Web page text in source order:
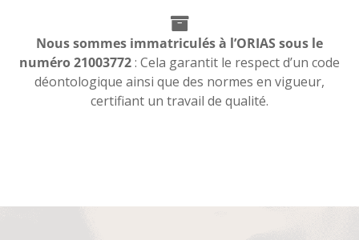
Nous sommes immatriculés à l’ORIAS sous le
numéro 21003772: Cela garantit le respect d’un code
déontologique ainsi que des normes en vigueur,
certifiant un travail de qualité.